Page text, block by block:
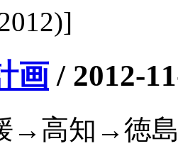
画 / 2012-
→高知→徳